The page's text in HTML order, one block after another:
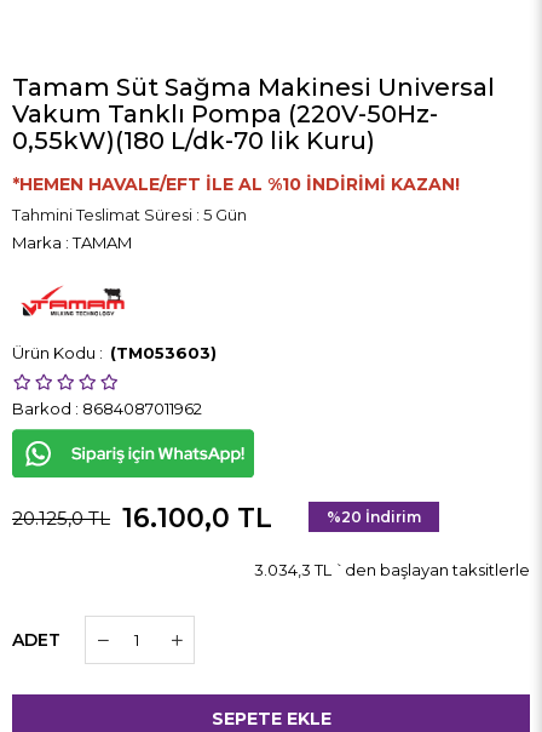
Tamam Süt Sağma Makinesi Universal
Vakum Tanklı Pompa (220V-50Hz-
0,55kW)(180 L/dk-70 lik Kuru)
*HEMEN HAVALE/EFT İLE AL %10 İNDİRİMİ KAZAN!
Tahmini Teslimat Süresi : 5 Gün
Marka : TAMAM
(TM053603)
Barkod : 8684087011962
20.125,0 TL 16.100,0 TL %20 İndirim
3.034,3 TL `den başlayan taksitlerle
ADET